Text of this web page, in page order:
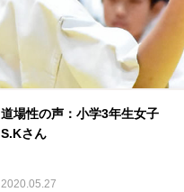
道場性の声：小学3年生女子
S.Kさん
2020.05.27